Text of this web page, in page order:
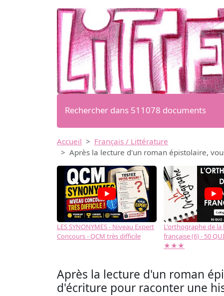
Rechercher dans 511078 documents
Accueil
Français / Littérature
Après la lecture d'un roman épistolaire,
LES SYNONYMES - Niveau Expert
Concours - QCM très difficile
L'orthographe de la
française (6) - 50
★★★
Après la lecture d'un roman
d'écriture pour raconter une